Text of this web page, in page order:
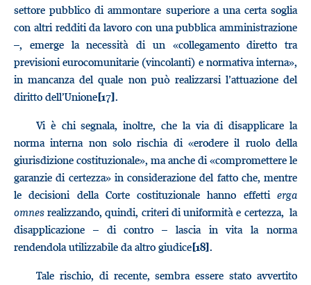
settore pubblico di ammontare superiore a una certa soglia
con altri redditi da lavoro con una pubblica amministrazione
–, emerge la necessità di un «collegamento diretto tra
previsioni eurocomunitarie (vincolanti) e normativa interna»,
in mancanza del quale non può realizzarsi l’attuazione del
diritto dell’Unione[17].
Vi è chi segnala, inoltre, che la via di disapplicare la
norma interna non solo rischia di «erodere il ruolo della
giurisdizione costituzionale», ma anche di «compromettere le
garanzie di certezza» in considerazione del fatto che, mentre
le decisioni della Corte costituzionale hanno effetti erga
omnes realizzando, quindi, criteri di uniformità e certezza, la
disapplicazione – di contro – lascia in vita la norma
rendendola utilizzabile da altro giudice[18].
Tale rischio, di recente, sembra essere stato avvertito